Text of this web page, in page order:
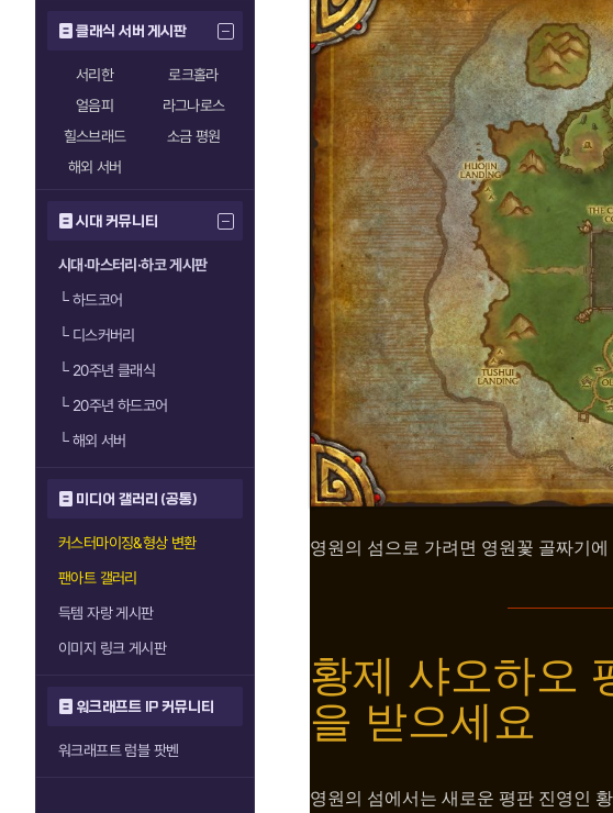
클래식 서버 게시판
서리한
로크홀라
얼음피
라그나로스
힐스브래드
소금 평원
해외 서버
시대 커뮤니티
시대·마스터리·하코 게시판
└하드코어
└디스커버리
└20주년 클래식
└20주년 하드코어
└해외 서버
미디어 갤러리 (공통)
커스터마이징&형상 변환
팬아트 갤러리
득템 자랑 게시판
이미지 링크 게시판
워크래프트 IP 커뮤니티
워크래프트 럼블 팟벤
영원의 섬으로 가려면 영원꽃 골짜기
황제 샤오하오
을 받으세요
영원의 섬에서는 새로운 평판 진영인